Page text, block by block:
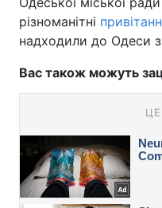
різноманітні
надходили до Одеси з
Вас також можуть